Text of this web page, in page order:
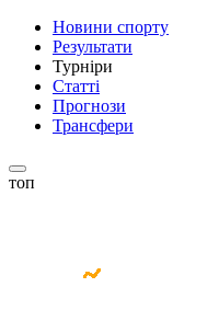
Новини спорту
Результати
Турніри
Статті
Прогнози
Трансфери
топ